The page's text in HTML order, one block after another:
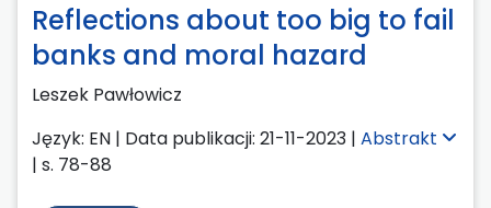
Reflections about too big to fail
banks and moral hazard
Leszek Pawłowicz
Język: EN | Data publikacji: 21-11-2023 | Abstrakt
| s. 78-88